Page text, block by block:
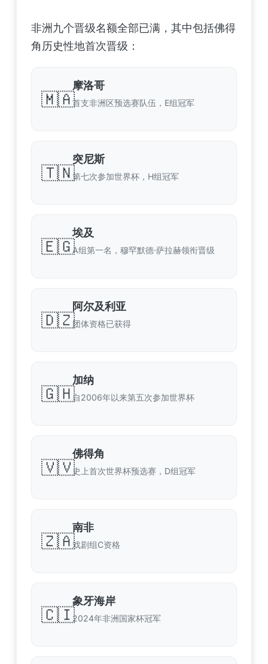
非洲九个晋级名额全部已满，其中包括佛得
角历史性地首次晋级：
🇲🇦
摩洛哥
首支非洲区预选赛队伍，E组冠军
🇹🇳
突尼斯
第七次参加世界杯，H组冠军
🇪🇬
埃及
A组第一名，穆罕默德·萨拉赫领衔晋级
🇩🇿
阿尔及利亚
团体资格已获得
🇬🇭
加纳
自2006年以来第五次参加世界杯
🇻🇻
佛得角
史上首次世界杯预选赛，D组冠军
🇿🇦
南非
戏剧组C资格
🇨🇮
象牙海岸
2024年非洲国家杯冠军